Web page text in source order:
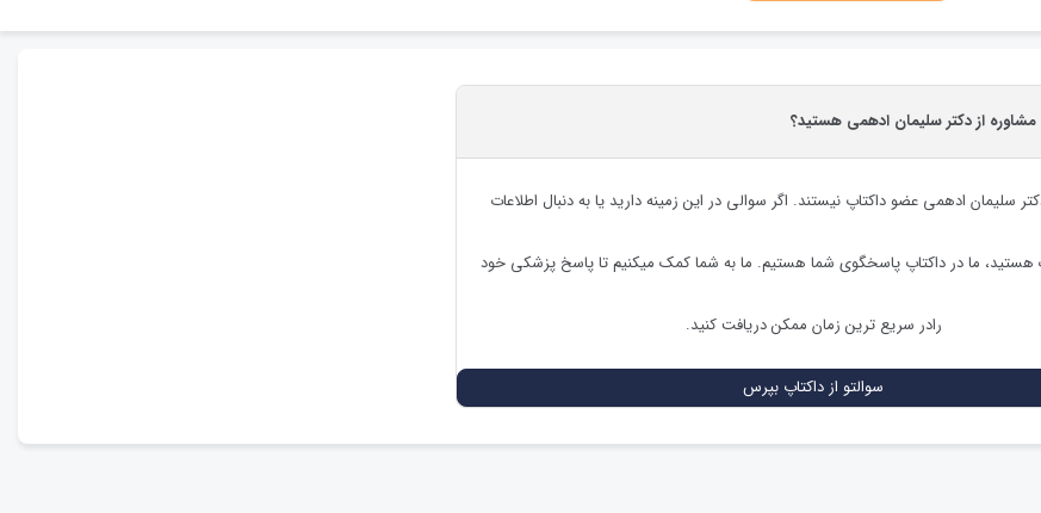
مشاوره از دکتر سلیمان ادهمی هستید؟
سلیمان ادهمی عضو داکتاپ نیستند. اگر سوالی در این زمینه دارید یا به دنبال اطلاعات
ما در داکتاپ پاسخگوی شما هستیم. ما به شما کمک میکنیم تا پاسخ پزشکی خود
رادر سریع ترین زمان ممکن دریافت کنید.
سوالتو از داکتاپ بپرس